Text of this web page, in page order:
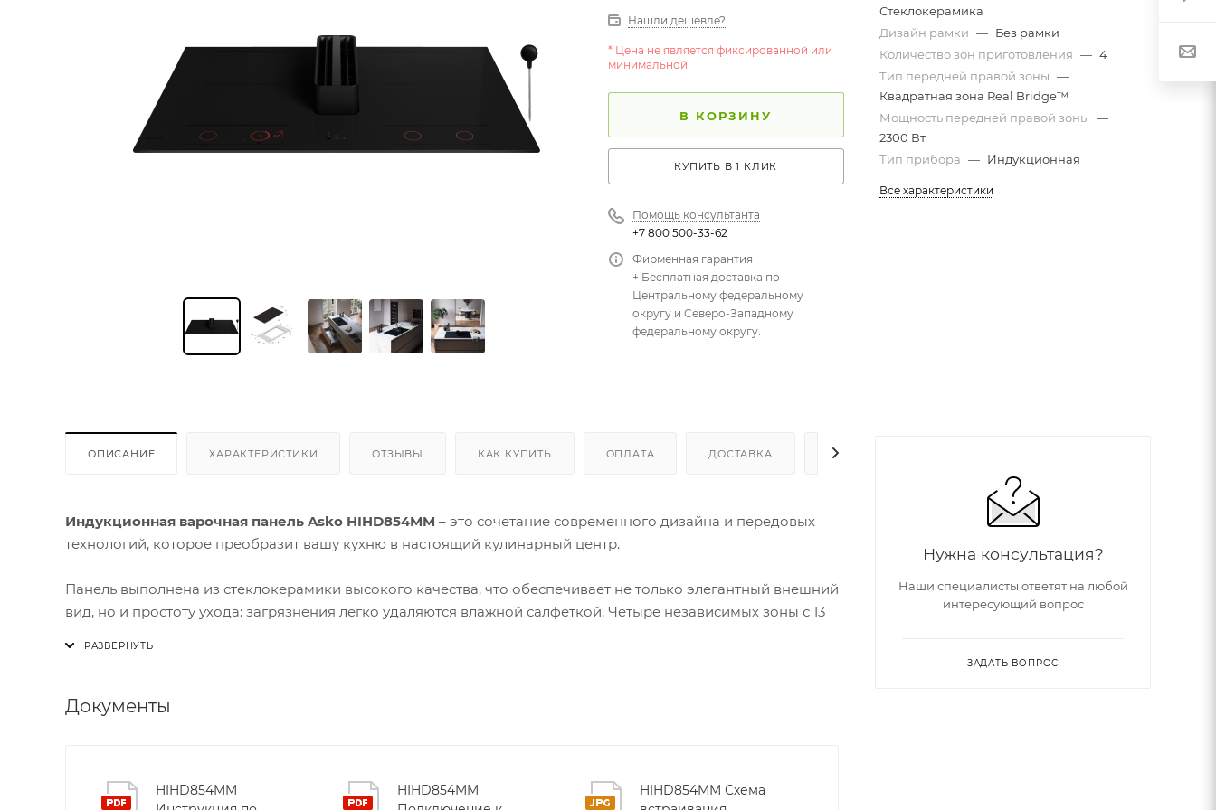
Нашли дешевле?
* Цена не является фиксированной или
минимальной
В КОРЗИНУ
КУПИТЬ В 1 КЛИК
Помощь консультанта
+7 800 500-33-62
Фирменная гарантия
+ Бесплатная доставка по
Центральному федеральному
округу и Северо-Западному
федеральному округу.
Стеклокерамика
Дизайн рамки — Без рамки
Количество зон приготовления — 4
Тип передней правой зоны —
Квадратная зона Real Bridge™
Мощность передней правой зоны —
2300 Вт
Тип прибора — Индукционная
Все характеристики
ОПИСАНИЕ ХАРАКТЕРИСТИКИ ОТЗЫВЫ КАК КУПИТЬ ОПЛАТА ДОСТАВКА ДОПОЛНИТЕЛЬНО
Индукционная варочная панель Asko HIHD854MM – это сочетание современного дизайна и передовых
технологий, которое преобразит вашу кухню в настоящий кулинарный центр.
Панель выполнена из стеклокерамики высокого качества, что обеспечивает не только элегантный внешний
вид, но и простоту ухода: загрязнения легко удаляются влажной салфеткой. Четыре независимых зоны с 13
Особое внимание уделено функциональности: функция
Документы
HIHD854MM
HIHD854MM
HIHD854MM Схема
Нужна консультация?
Наши специалисты ответят на любой
интересующий вопрос
ЗАДАТЬ ВОПРОС